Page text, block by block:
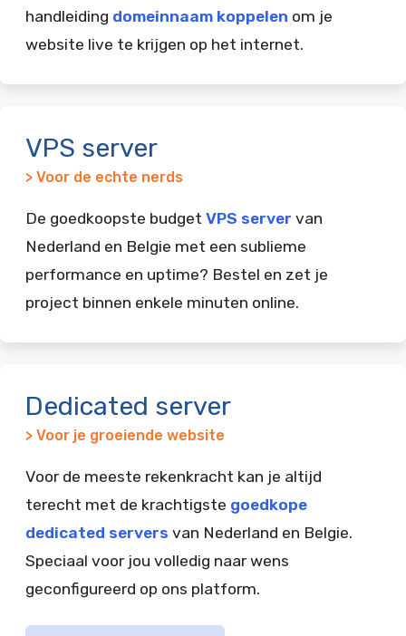
handleiding domeinnaam koppelen om je
website live te krijgen op het internet.
VPS server
> Voor de echte nerds
De goedkoopste budget VPS server van
Nederland en Belgie met een sublieme
performance en uptime? Bestel en zet je
project binnen enkele minuten online.
Dedicated server
> Voor je groeiende website
Voor de meeste rekenkracht kan je altijd
terecht met de krachtigste goedkope
dedicated servers van Nederland en Belgie.
Speciaal voor jou volledig naar wens
geconfigureerd op ons platform.